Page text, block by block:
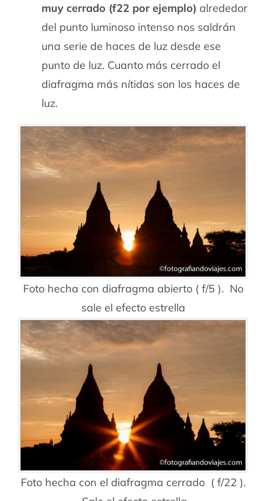
muy cerrado (f22 por ejemplo) alrededor
del punto luminoso intenso nos saldrán
una serie de haces de luz desde ese
punto de luz. Cuanto más cerrado el
diafragma más nítidas son los haces de
luz.
Foto hecha con diafragma abierto ( f/5 ). No
sale el efecto estrella
Foto hecha con el diafragma cerrado ( f/22 ).